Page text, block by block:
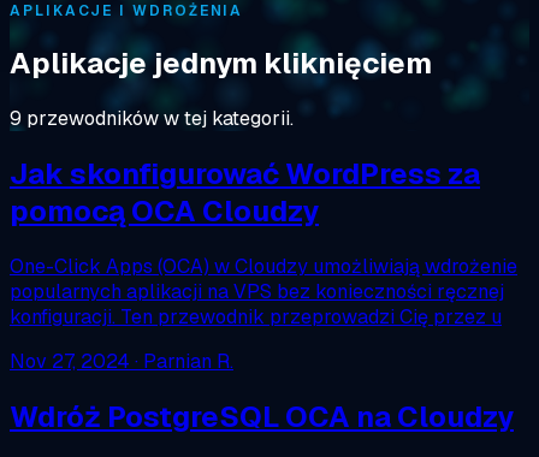
APLIKACJE I WDROŻENIA
Aplikacje jednym kliknięciem
9 przewodników w tej kategorii.
Jak skonfigurować WordPress za
pomocą OCA Cloudzy
One-Click Apps (OCA) w Cloudzy umożliwiają wdrożenie
popularnych aplikacji na VPS bez konieczności ręcznej
konfiguracji. Ten przewodnik przeprowadzi Cię przez u
Nov 27, 2024 · Parnian R.
Wdróż PostgreSQL OCA na Cloudzy